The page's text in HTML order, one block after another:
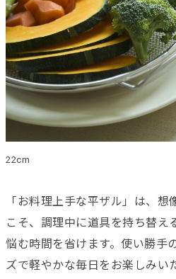
22cm
「お料理上手な平ザル」は、想
こそ、調理中に道具を持ち替え
悩む時間を省けます。使い勝手
ズで軽やかな毎日をお楽しみい